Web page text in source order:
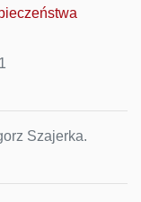
Szajerka.